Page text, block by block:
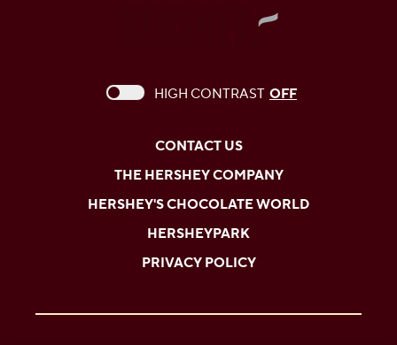
This checkbox when checked enables
HIGH CONTRAST OFF
CONTACT US
THE HERSHEY COMPANY
HERSHEY'S CHOCOLATE WORLD
HERSHEYPARK
PRIVACY POLICY